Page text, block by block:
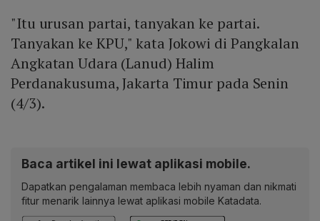
"Itu urusan partai, tanyakan ke partai.
Tanyakan ke KPU," kata Jokowi di Pangkalan
Angkatan Udara (Lanud) Halim
Perdanakusuma, Jakarta Timur pada Senin
(4/3).
Baca artikel ini lewat aplikasi mobile.
Dapatkan pengalaman membaca lebih nyaman dan nikmati
fitur menarik lainnya lewat aplikasi mobile Katadata.